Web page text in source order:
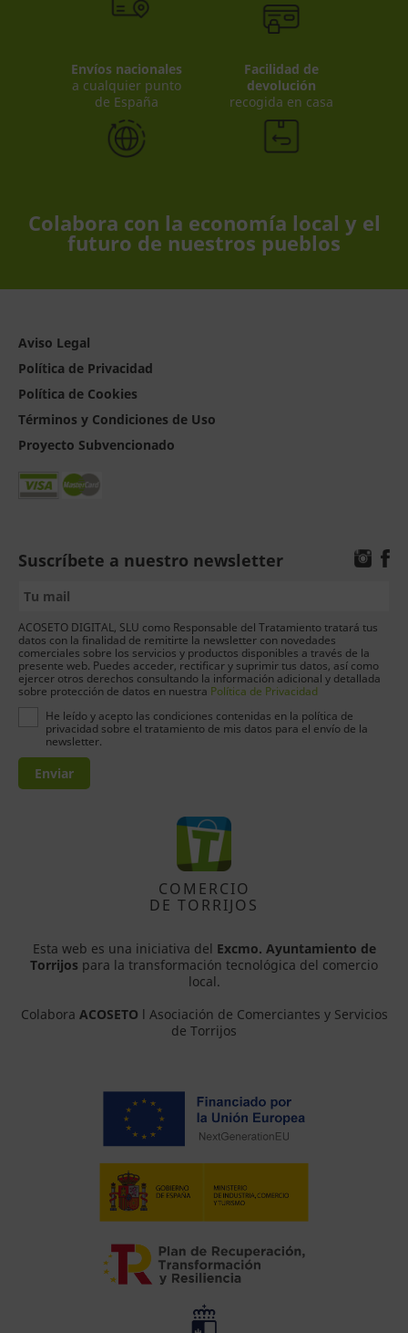
Envíos nacionales
a cualquier punto
de España
Facilidad de
devolución
recogida en casa
Colabora con la economía local y el
futuro de nuestros pueblos
Aviso Legal
Política de Privacidad
Política de Cookies
Términos y Condiciones de Uso
Proyecto Subvencionado
Suscríbete a nuestro newsletter
ACOSETO DIGITAL, SLU como Responsable del Tratamiento tratará tus
datos con la finalidad de remitirte la newsletter con novedades
comerciales sobre los servicios y productos disponibles a través de la
presente web. Puedes acceder, rectificar y suprimir tus datos, así como
ejercer otros derechos consultando la información adicional y detallada
sobre protección de datos en nuestra Política de Privacidad
He leído y acepto las condiciones contenidas en la política de
privacidad sobre el tratamiento de mis datos para el envío de la
newsletter.
Enviar
COMERCIO
DE TORRIJOS
Esta web es una iniciativa del Excmo. Ayuntamiento de
Torrijos para la transformación tecnológica del comercio
local.
Colabora ACOSETO l Asociación de Comerciantes y Servicios
de Torrijos